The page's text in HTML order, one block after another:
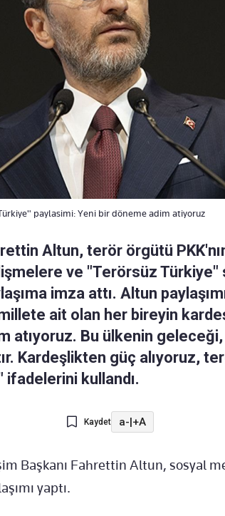
paylasimi: Yeni bir döneme adim atiyoruz
Altun, terör örgütü
ve "Terörsüz Türkiye"
imza attı. Altun
ait olan her bireyin
atıyoruz. Bu ülkenin
Kardeşlikten güç alıyoruz,
kullandı.
Kaydet a-|+A
Başkanı Fahrettin Altun, sosyal
yaptı.